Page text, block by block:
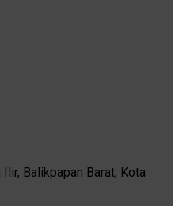
Balikpapan Barat, Kota